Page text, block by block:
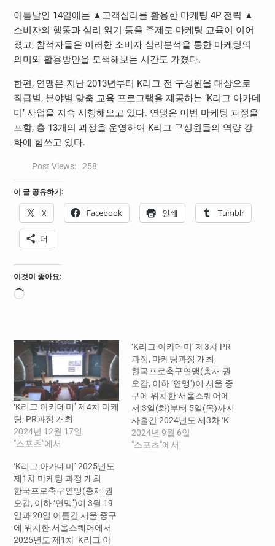
이튿날인 14일에는 ▲고객심리를 활용한 마케팅 4P 전략 ▲
소비자의 행동과 심리 읽기 등을 주제로 마케팅 교육이 이어
졌고, 참석자들은 이러한 소비자 심리분석을 통한 마케팅의
의미와 활용방안을 모색해보는 시간도 가졌다.
한편, 연맹은 지난 2013년부터 K리그 전 구성원을 대상으로
직급별, 분야별 맞춤 교육 프로그램을 제공하는 ‘K리그 아카데
미’ 사업을 지속 시행해오고 있다. 연맹은 이번 마케팅 과정을
포함, 총 13개의 과정을 운영하여 K리그 구성원들의 역량 강
화에 힘쓰고 있다.
Post Views: 258
이 글 공유하기:
X Facebook 인쇄 Tumblr
더
이것이 좋아요:
로
‘K리그 아카데미’ 제4차 마케
팅, PR과정 개최
2024년 12월 17일
"스포츠"에서
‘K리그 아카데미’ 제3차 PR
과정, 마케팅과정 개최
한국프로축구연맹(총재 권
오갑, 이하 ‘연맹’)이 서울 중
구에 위치한 서울스퀘어에
서 3일(화)부터 5일(목)까지
사흘간 2024년도 제3차 ‘K
리그 아카데미’ PR과정과 마
케팅과정을 실시했다. 이
2024년 9월 6일
"스포츠"에서
‘K리그 아카데미’ 2025년도
제1차 마케팅 과정 개최
한국프로축구연맹(총재 권
오갑, 이하 ‘연맹’)이 3월 19
일과 20일 이틀간 서울 중구
에 위치한 서울스퀘어에서
2025년도 제1차 ‘K리그 아